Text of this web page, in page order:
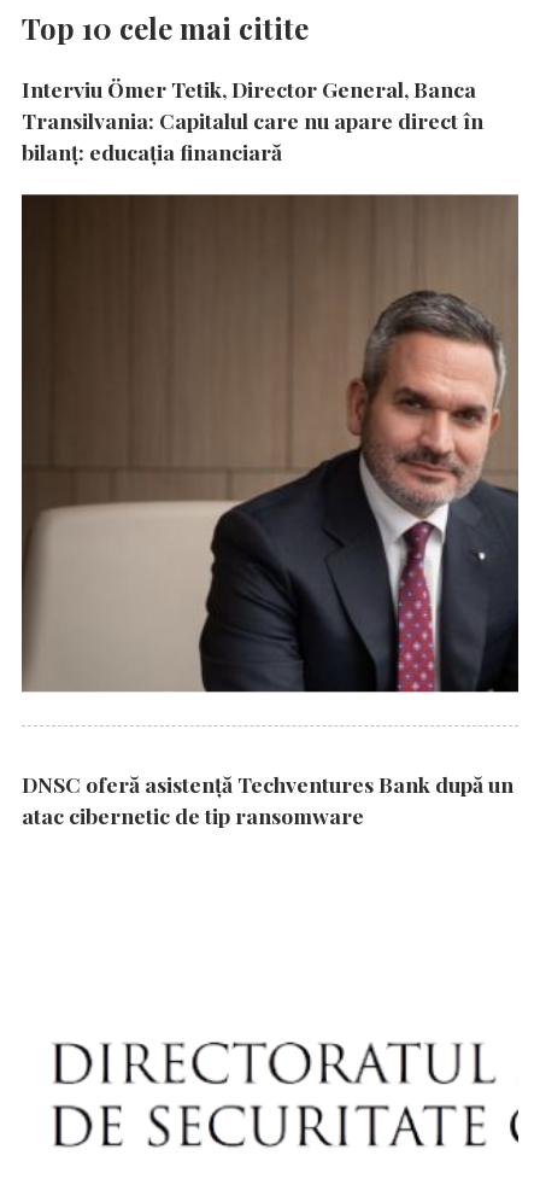
Top 10 cele mai citite
Interviu Ömer Tetik, Director General, Banca
Transilvania: Capitalul care nu apare direct în
bilanț: educația financiară
DNSC oferă asistență Techventures Bank după un
atac cibernetic de tip ransomware